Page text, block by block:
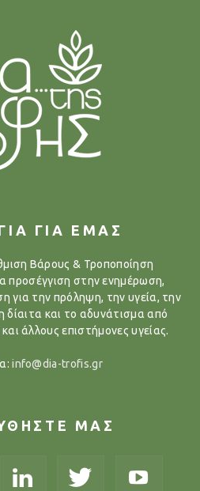
ΓΙΑ ΕΜΑΣ
Βάρους & Τροποποίηση
προσέγγιση στην ενημέρωση,
για την πρόληψη, την υγεία, την
δίαιτα και το αδυνάτισμα από
και άλλους επιστήμονες υγείας.
info@dia-trofis.gr
ΜΑΣ